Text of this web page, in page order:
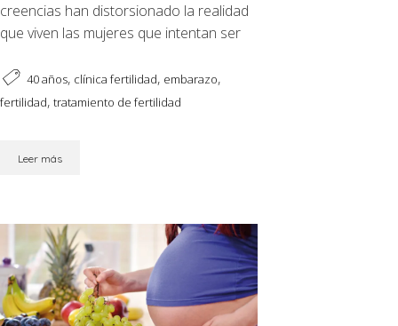
creencias han distorsionado la realidad
que viven las mujeres que intentan ser
40 años, clínica fertilidad, embarazo,
fertilidad, tratamiento de fertilidad
Leer más